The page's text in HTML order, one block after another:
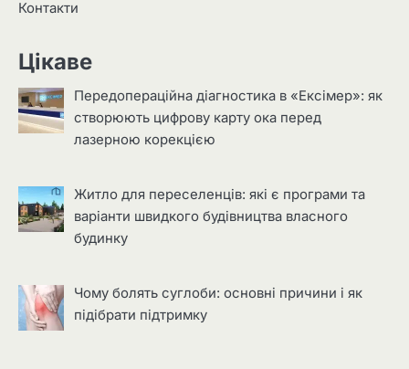
Контакти
Цікаве
Передопераційна діагностика в «Ексімер»: як
створюють цифрову карту ока перед
лазерною корекцією
Житло для переселенців: які є програми та
варіанти швидкого будівництва власного
будинку
Чому болять суглоби: основні причини і як
підібрати підтримку